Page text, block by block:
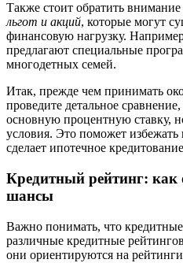
Также стоит обратить внимание
льгот и акций, которые могут
финансовую нагрузку.
предлагают специальные
многодетных семей.
Итак, прежде чем принимать
проведите детальное
основную процентную ставку,
условия. Это поможет
сделает ипотечное
Кредитный рейтинг: как
шансы
Важно понимать, что
различные кредитные
они ориентируются на